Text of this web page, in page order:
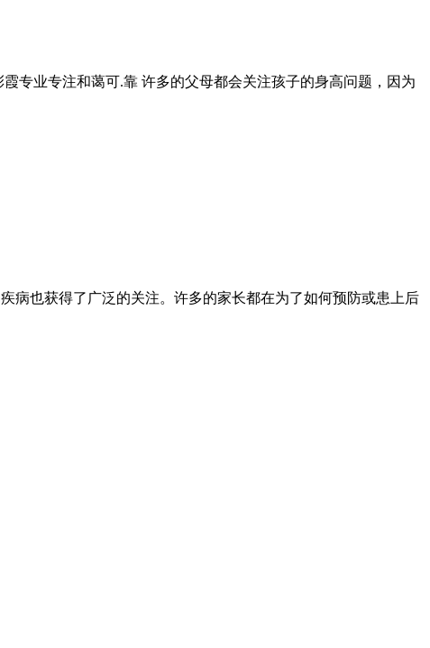
专业专注和蔼可.靠 许多的父母都会关注孩子的身高问题，因为
病也获得了广泛的关注。许多的家长都在为了如何预防或患上后